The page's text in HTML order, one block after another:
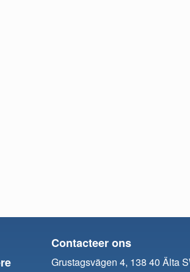
Contacteer ons
Grustagsvägen 4, 138 40 Älta